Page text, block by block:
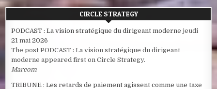
CIRCLE STRATEGY
PODCAST : La vision stratégique du dirigeant moderne jeudi
21 mai 2026
The post PODCAST : La vision stratégique du dirigeant
moderne appeared first on Circle Strategy.
Marcom
TRIBUNE : Les retards de paiement agissent comme une taxe